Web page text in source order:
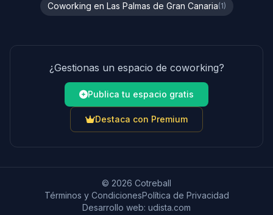
Coworking en Las Palmas de Gran Canaria(1)
¿Gestionas un espacio de coworking?
Publica tu espacio gratis
Destaca con Premium
© 2026 Cotreball
Términos y CondicionesPolítica de Privacidad
Desarrollo web: udista.com